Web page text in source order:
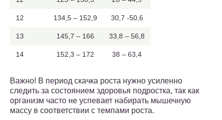
12 134,5 – 152,9 30,7 -50,6
13 145,7 – 166 33,8 – 56,8
14 152,3 – 172 38 – 63,4
Важно! В период скачка роста нужно усиленно
следить за состоянием здоровья подростка, так как
организм часто не успевает набирать мышечную
массу в соответствии с темпами роста.